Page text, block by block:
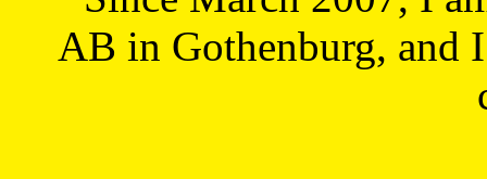
AB in Gothenburg, and